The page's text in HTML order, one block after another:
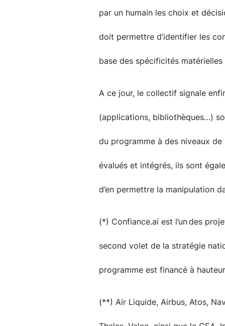
par un humain les choix et
doit permettre d’identifier les
base des spécificités
A ce jour, le collectif signale
(applications, bibliothèques…)
du programme à des niveaux
évalués et intégrés, ils sont
d’en permettre la manipulation
(*) Confiance.ai est l’un des
second volet de la stratégie
programme est financé à
(**) Air Liquide, Airbus, Atos,